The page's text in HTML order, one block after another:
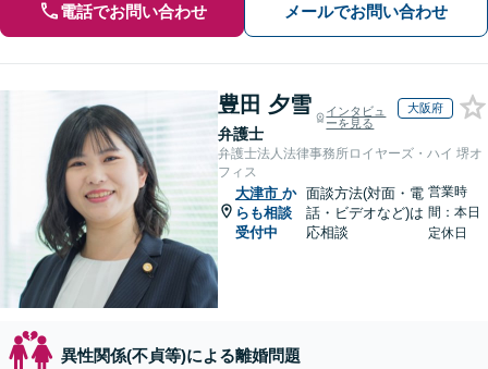
電話でお問い合わせ メールでお問い合わせ
豊田 夕雪
弁護士
インタビュ
ーを見る
大阪府
弁護士法人法律事務所ロイヤーズ・ハイ 堺オ
フィス
大津市 か
らも相談
受付中
面談方法(対面・電
話・ビデオなど)は
応相談
営業時
間：本日
定休日
異性関係(不貞等)による離婚問題